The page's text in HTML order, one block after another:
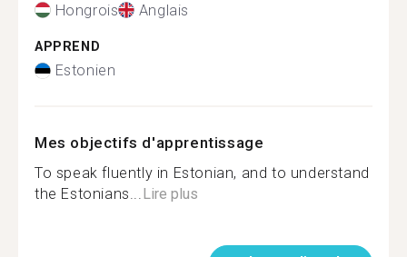
Hongrois Anglais
APPREND
Estonien
Mes objectifs d'apprentissage
To speak fluently in Estonian, and to understand
the Estonians...Lire plus